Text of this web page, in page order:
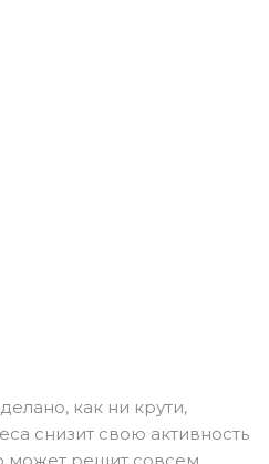
как ни крути,
снизит свою активность